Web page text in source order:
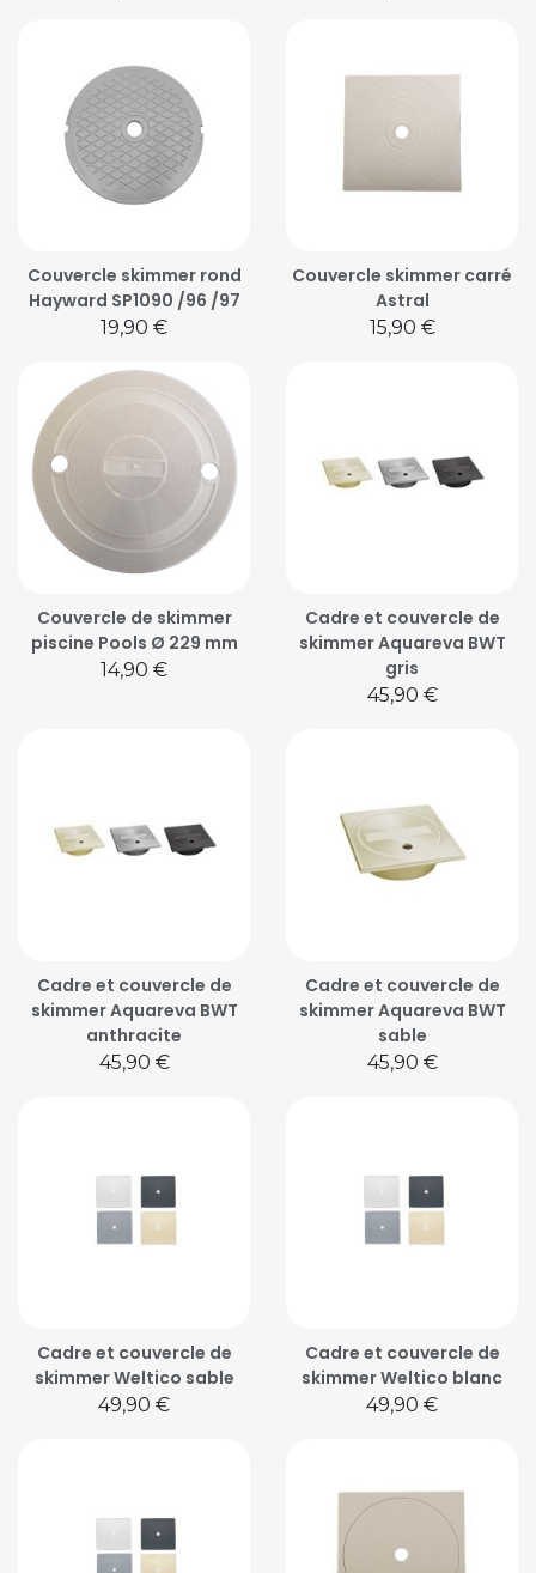
Couvercle skimmer rond
Hayward SP1090 /96 /97
Prix
19,90 €
Couvercle skimmer carré
Astral
Prix
15,90 €
Couvercle de skimmer
piscine Pools Ø 229 mm
Prix
14,90 €
Cadre et couvercle de
skimmer Aquareva BWT
gris
Prix
45,90 €
Cadre et couvercle de
skimmer Aquareva BWT
anthracite
Prix
45,90 €
Cadre et couvercle de
skimmer Aquareva BWT
sable
Prix
45,90 €
Cadre et couvercle de
skimmer Weltico sable
Prix
49,90 €
Cadre et couvercle de
skimmer Weltico blanc
Prix
49,90 €